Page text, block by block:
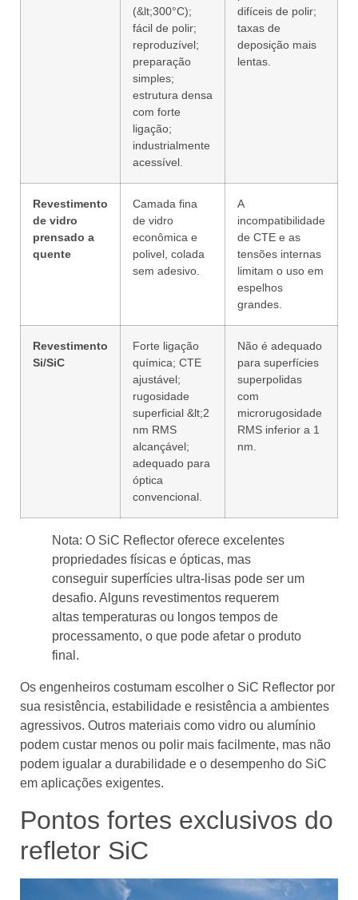
(&lt;300°C);
fácil de polir;
reproduzível;
preparação
simples;
estrutura densa
com forte
ligação;
industrialmente
acessível.
difíceis de polir;
taxas de
deposição mais
lentas.
Revestimento
de vidro
prensado a
quente
Camada fina
de vidro
econômica e
polivel, colada
sem adesivo.
A
incompatibilidade
de CTE e as
tensões internas
limitam o uso em
espelhos
grandes.
Revestimento
Si/SiC
Forte ligação
química; CTE
ajustável;
rugosidade
superficial &lt;2
nm RMS
alcançável;
adequado para
óptica
convencional.
Não é adequado
para superfícies
superpolidas
com
microrugosidade
RMS inferior a 1
nm.
Nota: O SiC Reflector oferece excelentes
propriedades físicas e ópticas, mas
conseguir superfícies ultra-lisas pode ser um
desafio. Alguns revestimentos requerem
altas temperaturas ou longos tempos de
processamento, o que pode afetar o produto
final.
Os engenheiros costumam escolher o SiC Reflector por
sua resistência, estabilidade e resistência a ambientes
agressivos. Outros materiais como vidro ou alumínio
podem custar menos ou polir mais facilmente, mas não
podem igualar a durabilidade e o desempenho do SiC
em aplicações exigentes.
Pontos fortes exclusivos do
refletor SiC